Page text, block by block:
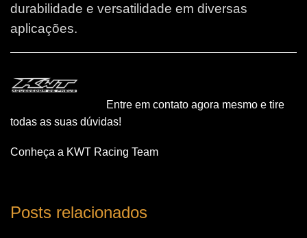
durabilidade e versatilidade em diversas
aplicações.
Entre em contato agora mesmo e tire
todas as suas dúvidas!
Conheça a KWT Racing Team
Posts relacionados